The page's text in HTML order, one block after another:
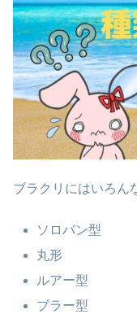
ブラクリにはいろん
ソロバン型
丸形
ルアー型
ブラー型